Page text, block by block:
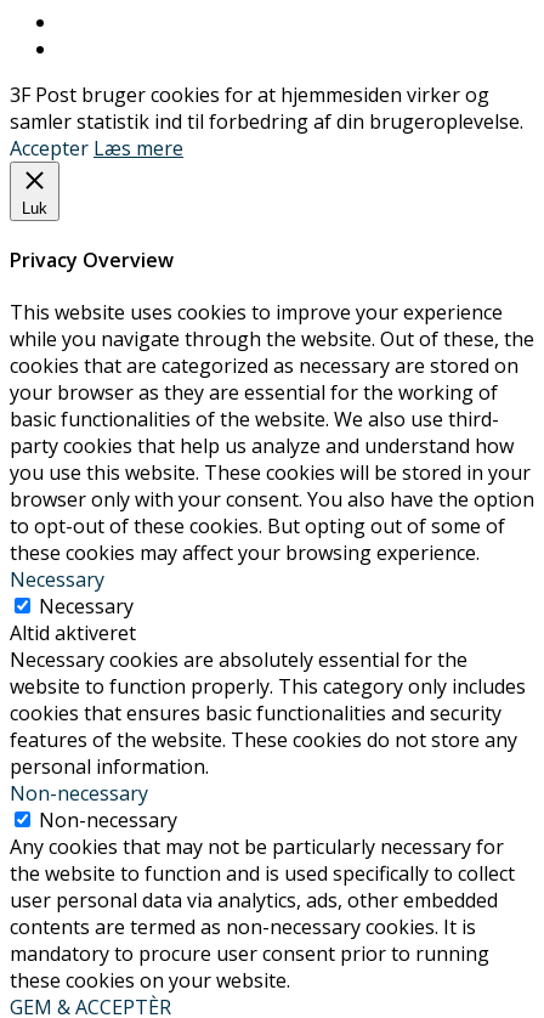
3F Post bruger cookies for at hjemmesiden virker og
samler statistik ind til forbedring af din brugeroplevelse.
Accepter Læs mere
Luk
Privacy Overview
This website uses cookies to improve your experience
while you navigate through the website. Out of these, the
cookies that are categorized as necessary are stored on
your browser as they are essential for the working of
basic functionalities of the website. We also use third-
party cookies that help us analyze and understand how
you use this website. These cookies will be stored in your
browser only with your consent. You also have the option
to opt-out of these cookies. But opting out of some of
these cookies may affect your browsing experience.
Necessary
Necessary
Altid aktiveret
Necessary cookies are absolutely essential for the
website to function properly. This category only includes
cookies that ensures basic functionalities and security
features of the website. These cookies do not store any
personal information.
Non-necessary
Non-necessary
Any cookies that may not be particularly necessary for
the website to function and is used specifically to collect
user personal data via analytics, ads, other embedded
contents are termed as non-necessary cookies. It is
mandatory to procure user consent prior to running
these cookies on your website.
GEM & ACCEPTÈR